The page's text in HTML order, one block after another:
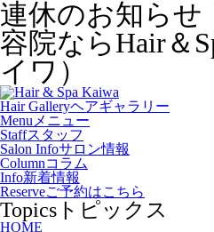
連休のお知らせ
容院ならHair＆
イワ）
Hair Galleryヘアギャラリー
Menu メニュー
Staffスタッフ
Salon Infoサロン情報
Columnコラム
Info新着情報
Reserveご予約はこちら
Topics トピックス
HOME